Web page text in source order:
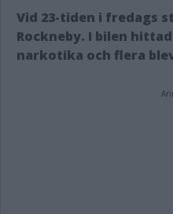
Vid 23-tiden i fredags
Rockneby. I bilen
narkotika och flera